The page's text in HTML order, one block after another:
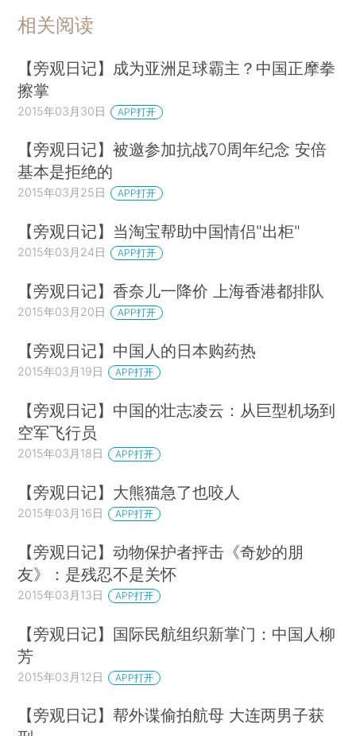
相关阅读
【旁观日记】成为亚洲足球霸主？中国正摩拳
擦掌
2015年03月30日 APP打开
【旁观日记】被邀参加抗战70周年纪念 安倍
基本是拒绝的
2015年03月25日 APP打开
【旁观日记】当淘宝帮助中国情侣"出柜"
2015年03月24日 APP打开
【旁观日记】香奈儿一降价 上海香港都排队
2015年03月20日 APP打开
【旁观日记】中国人的日本购药热
2015年03月19日 APP打开
【旁观日记】中国的壮志凌云：从巨型机场到
空军飞行员
2015年03月18日 APP打开
【旁观日记】大熊猫急了也咬人
2015年03月16日 APP打开
【旁观日记】动物保护者抨击《奇妙的朋
友》：是残忍不是关怀
2015年03月13日 APP打开
【旁观日记】国际民航组织新掌门：中国人柳
芳
2015年03月12日 APP打开
【旁观日记】帮外谍偷拍航母 大连两男子获